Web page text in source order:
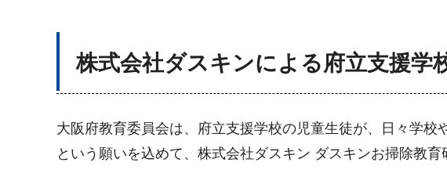
株式会社ダスキンによる府立支援学
大阪府教育委員会は、府立支援学校の児童生徒が、日々学
という願いを込めて、株式会社ダスキン ダスキンお掃除教